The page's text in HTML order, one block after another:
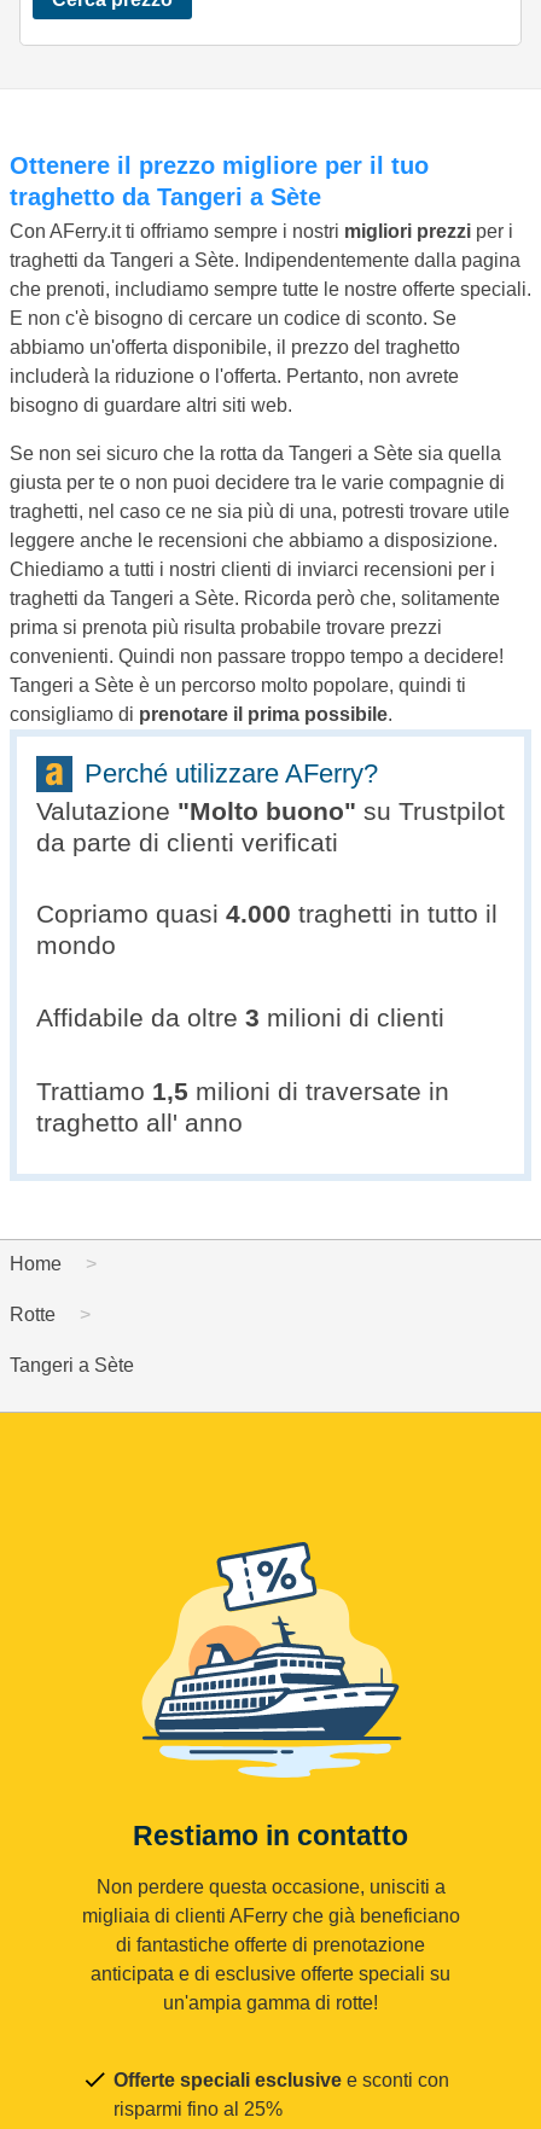
Ottenere il prezzo migliore per il tuo
traghetto da Tangeri a Sète
Con AFerry.it ti offriamo sempre i nostri migliori prezzi per i
traghetti da Tangeri a Sète. Indipendentemente dalla pagina
che prenoti, includiamo sempre tutte le nostre offerte speciali.
E non c'è bisogno di cercare un codice di sconto. Se
abbiamo un'offerta disponibile, il prezzo del traghetto
includerà la riduzione o l'offerta. Pertanto, non avrete
bisogno di guardare altri siti web.
Se non sei sicuro che la rotta da Tangeri a Sète sia quella
giusta per te o non puoi decidere tra le varie compagnie di
traghetti, nel caso ce ne sia più di una, potresti trovare utile
leggere anche le recensioni che abbiamo a disposizione.
Chiediamo a tutti i nostri clienti di inviarci recensioni per i
traghetti da Tangeri a Sète. Ricorda però che, solitamente
prima si prenota più risulta probabile trovare prezzi
convenienti. Quindi non passare troppo tempo a decidere!
Tangeri a Sète è un percorso molto popolare, quindi ti
consigliamo di prenotare il prima possibile.
Perché utilizzare AFerry?
Valutazione "Molto buono" su Trustpilot
da parte di clienti verificati
Copriamo quasi 4.000 traghetti in tutto il
mondo
Affidabile da oltre 3 milioni di clienti
Trattiamo 1,5 milioni di traversate in
traghetto all' anno
Home
Rotte
Tangeri a Sète
Restiamo in contatto
Non perdere questa occasione, unisciti a
migliaia di clienti AFerry che già beneficiano
di fantastiche offerte di prenotazione
anticipata e di esclusive offerte speciali su
un'ampia gamma di rotte!
Offerte speciali esclusive e sconti con
risparmi fino al 25%